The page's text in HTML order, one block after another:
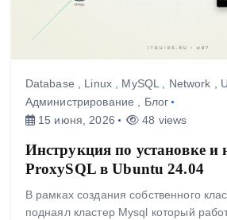
Database Linux, MySQL Network
Администрирование
Блог
15 июня, 2026
48 views
Инструкция по установке и
ProxySQL в Ubuntu 24.04
В рамках создания собственного
поднаял кластер Mysql который